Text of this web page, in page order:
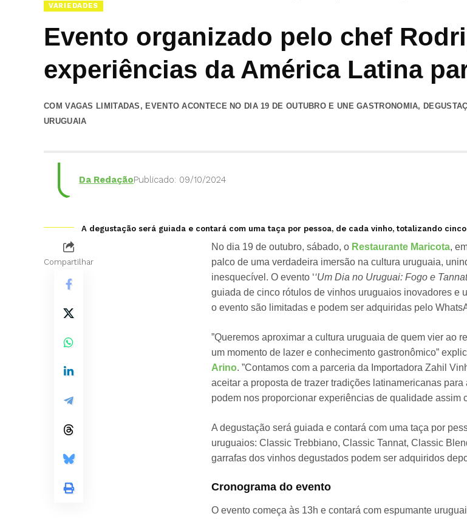
VARIEDADES
Evento organizado pelo chef
experiências da América Latina
COM VAGAS LIMITADAS, EVENTO ACONTECE NO DIA 19 DE OUTUBRO E UNE GASTRONOMIA,
URUGUAIA
Da RedaçãoPublicado: 09/10/2024
A degustação será guiada e contará com uma taça por pessoa, de cada vinho, totalizando
Compartilhar
No dia 19 de outubro, sábado, o Restaurante Maricota,
palco de uma verdadeira imersão na cultura uruguaia,
inesquecível. O evento ‘‘Um Dia no Uruguai: Fogo e Tannat
guiada de cinco rótulos de vinhos uruguaios inovadores e
o evento são limitadas e podem ser adquiridas pelo
”Queremos aproximar a cultura uruguaia de quem vier ao
um momento de lazer e conhecimento gastronômico”
Arino. ”Contamos com a parceria da Importadora Zahil
aceitar a proposta de trazer tradições latinamericanas
podem nos proporcionar experiências de qualidade assim
A degustação será guiada e contará com uma taça por
uruguaios: Classic Trebbiano, Classic Tannat, Classic
garrafas dos vinhos degustados podem ser adquiridos
Cronograma do evento
O evento começa às 13h e contará com espumante